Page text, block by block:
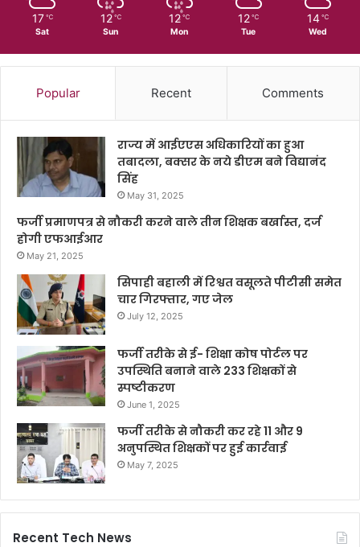
17 ℃
Sat
12 ℃
Sun
12 ℃
Mon
12 ℃
Tue
14 ℃
Wed
Popular Recent Comments
राज्य में आईएएस अधिकारियों का हुआ
तबादला, बक्सर के नये डीएम बने विद्यानंद
सिंह
May 31, 2025
फर्जी प्रमाणपत्र से नौकरी करने वाले तीन शिक्षक बर्खास्त, दर्ज
होगी एफआईआर
May 21, 2025
सिपाही बहाली में रिश्वत वसूलते पीटीसी समेत
चार गिरफ्तार, गए जेल
July 12, 2025
फर्जी तरीके से ई- शिक्षा कोष पोर्टल पर
उपस्थिति बनाने वाले 233 शिक्षकों से
स्पष्टीकरण
June 1, 2025
फर्जी तरीके से नौकरी कर रहे 11 और 9
अनुपस्थित शिक्षकों पर हुई कार्रवाई
May 7, 2025
Recent Tech News